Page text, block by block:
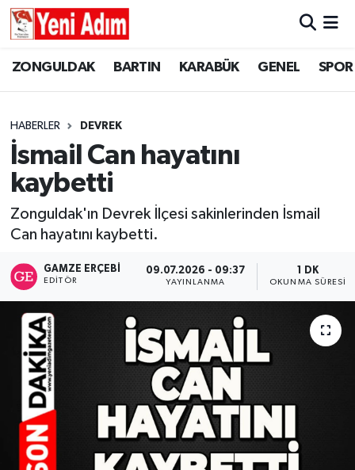
ZONGULDAK BARTIN KARABÜK GENEL SPOR
HABERLER DEVREK
İsmail Can hayatını
kaybetti
Zonguldak'ın Devrek İlçesi sakinlerinden İsmail
Can hayatını kaybetti.
GAMZE ERÇEBI
EDITÖR
09.07.2026 - 09:37
YAYINLANMA
1 DK
OKUNMA SÜRESI
ZONGULDAK
ASAYİŞ
GÜNCEL
SİYASET
RESMİ İLAN
ZONGULDAK
KARABÜK
GENEL
SPOR
SİYASET
SAĞLIK
GÜNCEL
RESMİ İLAN
Künye
Zonguldak Hava Durumu
Süper Lig Puan Durumu ve Fikstür
Tüm Manşetler
Son Dakika Haberleri
Haber Arşivi